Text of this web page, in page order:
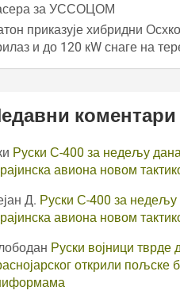
за УССОЦОМ
приказује хибридни
и до 120 кW снаге на
коментари
Руски С-400 за недељу
авиона новом
Д. Руски С-400 за
авиона новом
Руски војници тврде
открили пољске